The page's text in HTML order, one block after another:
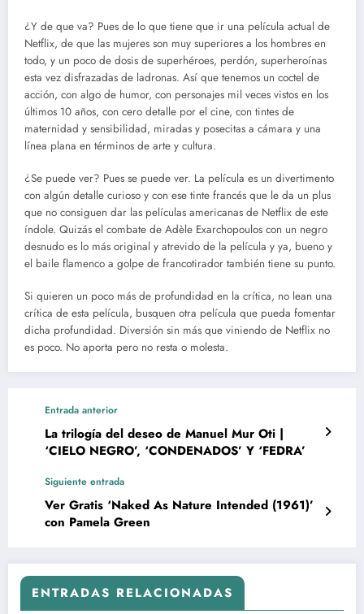
¿Y de que va? Pues de lo que tiene que ir una película actual de
Netflix, de que las mujeres son muy superiores a los hombres en
todo, y un poco de dosis de superhéroes, perdón, superheroínas
esta vez disfrazadas de ladronas. Así que tenemos un coctel de
acción, con algo de humor, con personajes mil veces vistos en los
últimos 10 años, con cero detalle por el cine, con tintes de
maternidad y sensibilidad, miradas y posecitas a cámara y una
línea plana en términos de arte y cultura.
¿Se puede ver? Pues se puede ver. La película es un divertimento
con algún detalle curioso y con ese tinte francés que le da un plus
que no consiguen dar las películas americanas de Netflix de este
índole. Quizás el combate de Adèle Exarchopoulos con un negro
desnudo es lo más original y atrevido de la película y ya, bueno y
el baile flamenco a golpe de francotirador también tiene su punto.
Si quieren un poco más de profundidad en la crítica, no lean una
crítica de esta película, busquen otra película que pueda fomentar
dicha profundidad. Diversión sin más que viniendo de Netflix no
es poco. No aporta pero no resta o molesta.
Entrada anterior
La trilogía del deseo de Manuel Mur Oti |
‘CIELO NEGRO’, ‘CONDENADOS’ Y ‘FEDRA’
Siguiente entrada
Ver Gratis ‘Naked As Nature Intended (1961)’
con Pamela Green
ENTRADAS RELACIONADAS